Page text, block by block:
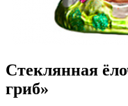
Стеклянная
гриб»